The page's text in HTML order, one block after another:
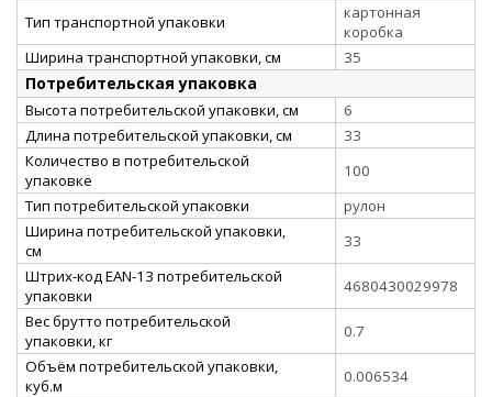
Тип транспортной упаковки
картонная
коробка
Ширина транспортной упаковки, см
35
Потребительская упаковка
Высота потребительской упаковки, см
6
Длина потребительской упаковки, см
33
Количество в потребительской
упаковке
100
Тип потребительской упаковки
рулон
Ширина потребительской упаковки,
см
33
Штрих-код EAN-13 потребительской
упаковки
4680430029978
Вес брутто потребительской
упаковки, кг
0.7
Объём потребительской упаковки,
куб.м
0.006534